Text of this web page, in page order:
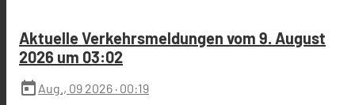
Aktuelle Verkehrsmeldungen vom 9. August
2026 um 03:02
today Aug., 09 2026 · 00:19